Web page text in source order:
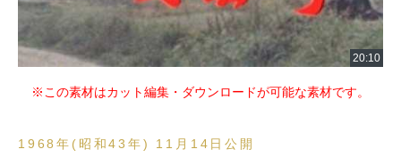
※この素材はカット編集・ダウンロードが可能な素材です。
1968年(昭和43年) 11月14日公開